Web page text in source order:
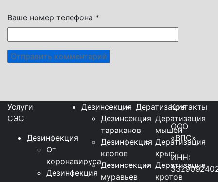
Ваше номер телефона *
Услуги
СЭС
Дезинфекция
От
коронавируса
Дезинфекция
Дезинсекция
Дезинсекция
тараканов
Дезинфекция
клопов
Дезинсекция
муравьев
Дератизация
Дератизация
мышей
Дератизация
крыс
Дератизация
кротов
Контакты
ООО
«ВПС»
ИНН: